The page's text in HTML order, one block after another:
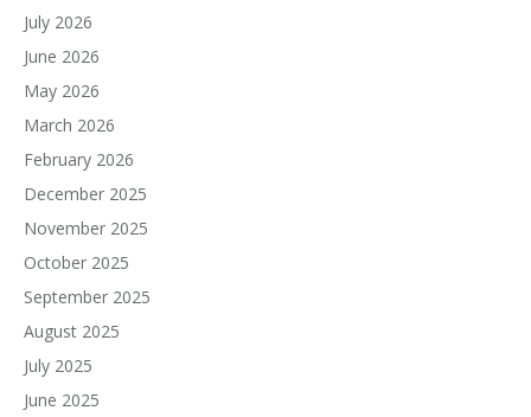
July 2026
June 2026
May 2026
March 2026
February 2026
December 2025
November 2025
October 2025
September 2025
August 2025
July 2025
June 2025